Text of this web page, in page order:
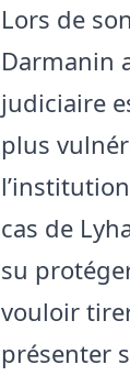
Lors de
Darmanin
judiciaire
plus
cas de
su
vouloir
présenter